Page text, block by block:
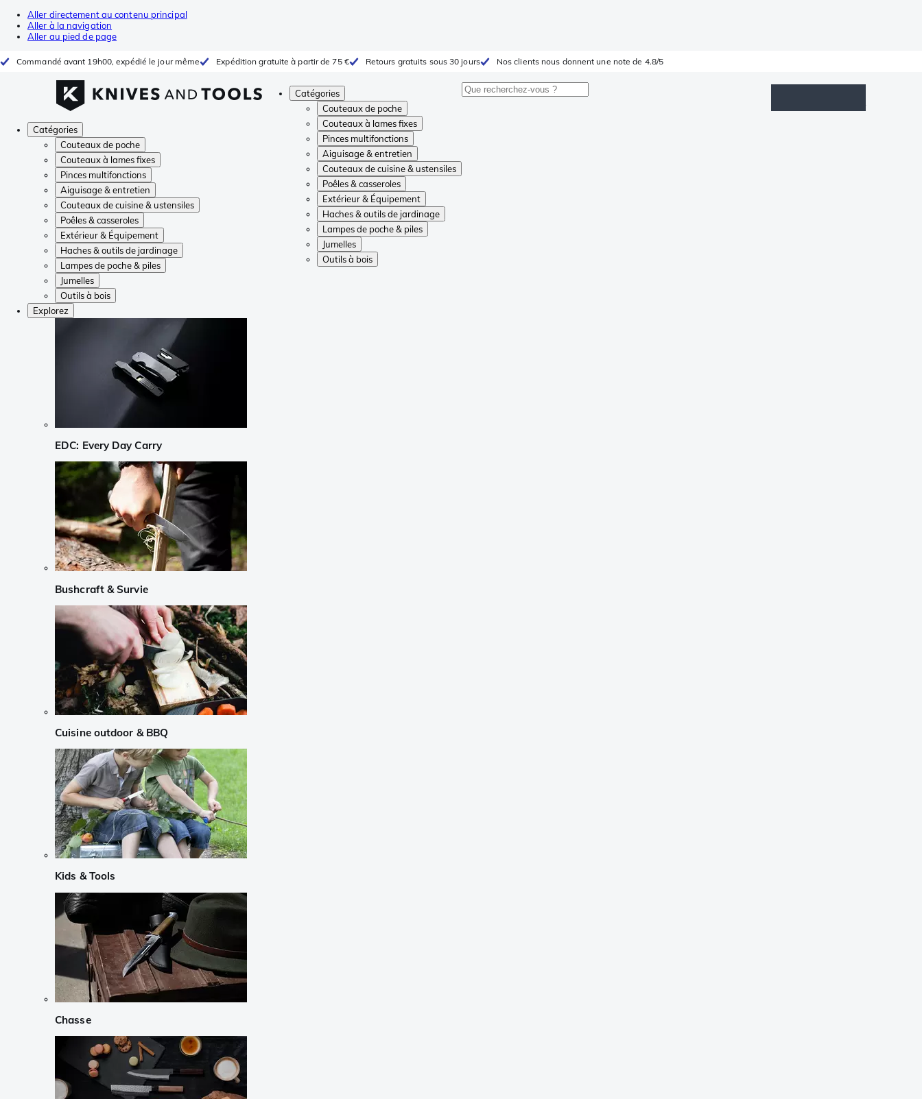
Aller directement au contenu principal
Aller à la navigation
Aller au pied de page
Commandé avant 19h00, expédié le jour même Expédition gratuite à partir de 75 € Retours gratuits sous 30 jours Nos clients nous donnent une note de 4.8/5
Catégories
Couteaux de poche
Couteaux à lames fixes
Pinces multifonctions
Aiguisage & entretien
Couteaux de cuisine & ustensiles
Poêles & casseroles
Extérieur & Équipement
Haches & outils de jardinage
Lampes de poche & piles
Jumelles
Outils à bois
Catégories
Couteaux de poche
Couteaux à lames fixes
Pinces multifonctions
Aiguisage & entretien
Couteaux de cuisine & ustensiles
Poêles & casseroles
Extérieur & Équipement
Haches & outils de jardinage
Lampes de poche & piles
Jumelles
Outils à bois
Explorez
EDC: Every Day Carry
Bushcraft & Survie
Cuisine outdoor & BBQ
Kids & Tools
Chasse